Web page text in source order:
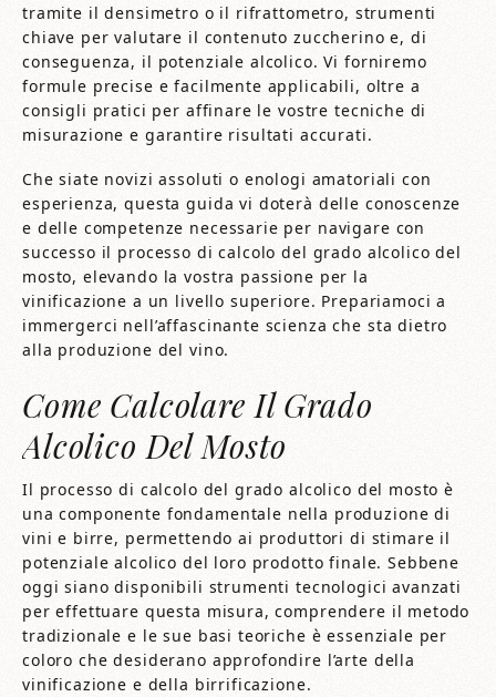
tramite il densimetro o il rifrattometro, strumenti
chiave per valutare il contenuto zuccherino e, di
conseguenza, il potenziale alcolico. Vi forniremo
formule precise e facilmente applicabili, oltre a
consigli pratici per affinare le vostre tecniche di
misurazione e garantire risultati accurati.
Che siate novizi assoluti o enologi amatoriali con
esperienza, questa guida vi doterà delle conoscenze
e delle competenze necessarie per navigare con
successo il processo di calcolo del grado alcolico del
mosto, elevando la vostra passione per la
vinificazione a un livello superiore. Prepariamoci a
immergerci nell’affascinante scienza che sta dietro
alla produzione del vino.
Come Calcolare Il Grado
Alcolico Del Mosto
Il processo di calcolo del grado alcolico del mosto è
una componente fondamentale nella produzione di
vini e birre, permettendo ai produttori di stimare il
potenziale alcolico del loro prodotto finale. Sebbene
oggi siano disponibili strumenti tecnologici avanzati
per effettuare questa misura, comprendere il metodo
tradizionale e le sue basi teoriche è essenziale per
coloro che desiderano approfondire l’arte della
vinificazione e della birrificazione.